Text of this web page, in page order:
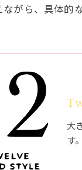
ながら、具体的
大
す